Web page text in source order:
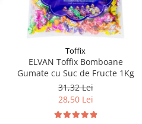
Toffix
ELVAN Toffix Bomboane
Gumate cu Suc de Fructe 1Kg
31,32 Lei
28,50 Lei